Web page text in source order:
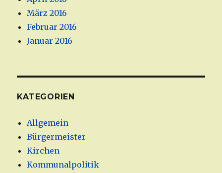
März 2016
Februar 2016
Januar 2016
KATEGORIEN
Allgemein
Bürgermeister
Kirchen
Kommunalpolitik